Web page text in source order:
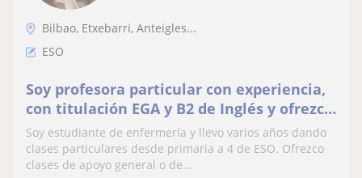
Bilbao, Etxebarri, Anteigles...
ESO
Soy profesora particular con experiencia,
con titulación EGA y B2 de Inglés y ofrezco
apoyo escolar y clases de Matemáticas,
Euskera, Biología, Inglés... desde primaria
hasta 4 de la ESO. Las clases de Euskera
Soy estudiante de enfermería y llevo varios años dando
clases particulares desde primaria a 4 de ESO. Ofrezco
clases de apoyo general o de...